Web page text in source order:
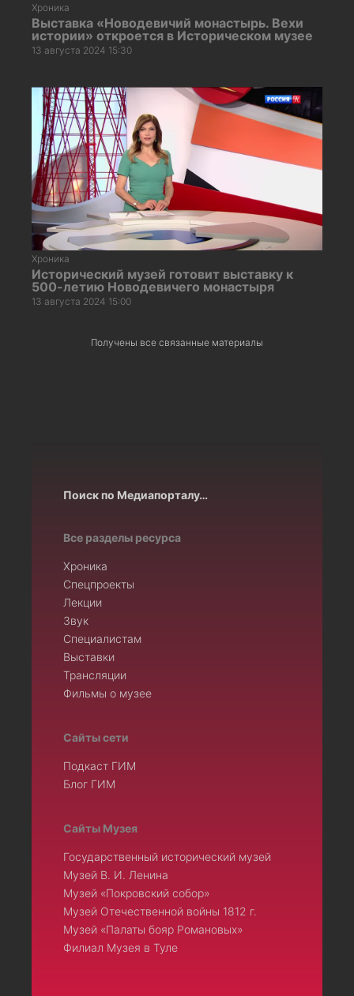
Хроника
Выставка «Новодевичий монастырь. Вехи
истории» откроется в Историческом музее
13 августа 2024 15:30
Хроника
Исторический музей готовит выставку к
500-летию Новодевичего монастыря
13 августа 2024 15:00
Получены все связанные материалы
Поиск по Медиапорталу…
Все разделы ресурса
Хроника
Спецпроекты
Лекции
Звук
Специалистам
Выставки
Трансляции
Фильмы о музее
Сайты сети
Подкаст ГИМ
Блог ГИМ
Сайты Музея
Государственный исторический музей
Музей В. И. Ленина
Музей «Покровский собор»
Музей Отечественной войны 1812 г.
Музей «Палаты бояр Романовых»
Филиал Музея в Туле